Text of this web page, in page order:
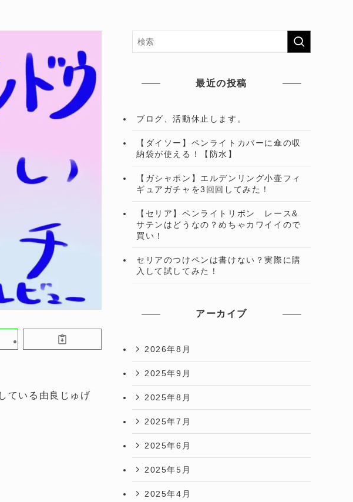
ている由良じゅげ
最近の投稿
ブログ、活動休止します。
【ダイソー】ペンライトカバーに傘の収
納袋が使える！【防水】
【ガシャポン】エルデンリング小壷フィ
ギュアガチャを3回回してみた！
【セリア】ペンライトリボン レース&
サテンはどうなの？めちゃカワイイので
買い！
セリアのつけペンは書けない？実際に購
入して試してみた！
アーカイブ
2026年8月
2025年9月
2025年8月
2025年7月
2025年6月
2025年5月
2025年4月